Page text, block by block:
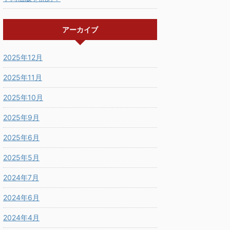
アーカイブ
2025年12月
2025年11月
2025年10月
2025年9月
2025年6月
2025年5月
2024年7月
2024年6月
2024年4月